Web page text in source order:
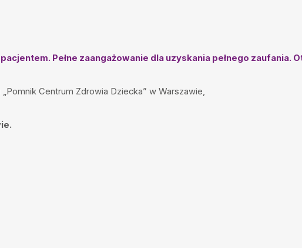
pokierował
na świetnego
podejście
bardzo
o możliwościach
Pełne zaangażowanie dla uzyskania pełnego zaufania.
Centrum Zdrowia Dziecka” w Warszawie,